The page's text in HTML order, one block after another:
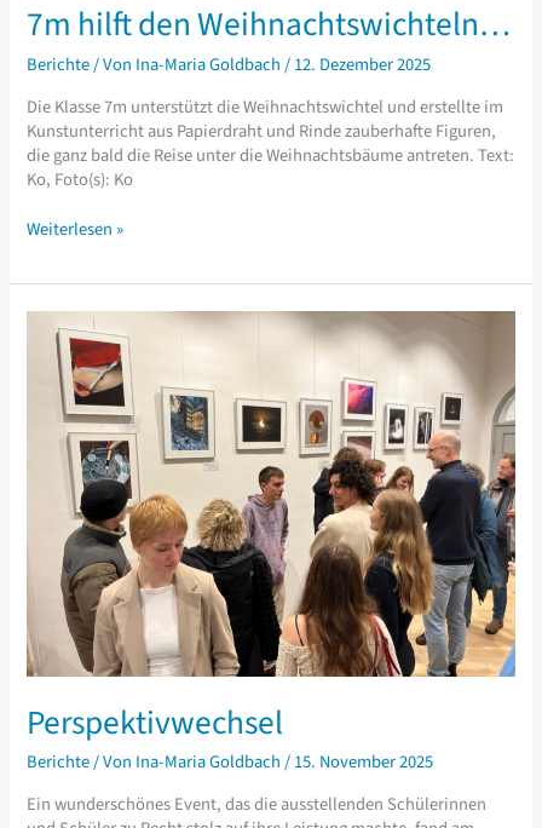
7m hilft den Weihnachtswichteln…
Berichte/ Von Ina-Maria Goldbach/12. Dezember 2025
Die Klasse 7m unterstützt die Weihnachtswichtel und erstellte im
Kunstunterricht aus Papierdraht und Rinde zauberhafte Figuren,
die ganz bald die Reise unter die Weihnachtsbäume antreten. Text:
Ko, Foto(s): Ko
7m
den
Weiterlesen »
Perspektivwechsel
Berichte/ Von Ina-Maria Goldbach/15. November 2025
Ein wunderschönes Event, das die ausstellenden Schülerinnen